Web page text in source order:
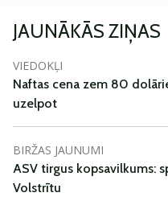
JAUNĀKĀS ZIŅAS
VIEDOKĻI
Naftas cena zem 80
uzelpot
BIRŽAS JAUNUMI
ASV tirgus kopsavilkums:
Volstrītu